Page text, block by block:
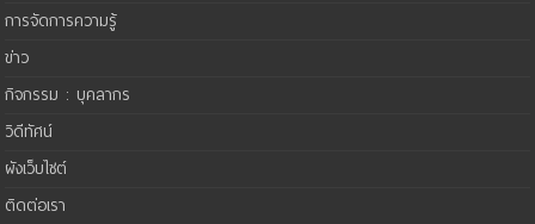
การจัดการความรู้
ข่าว
กิจกรรม : บุคลากร
วิดีทัศน์
ผังเว็บไซต์
ติดต่อเรา